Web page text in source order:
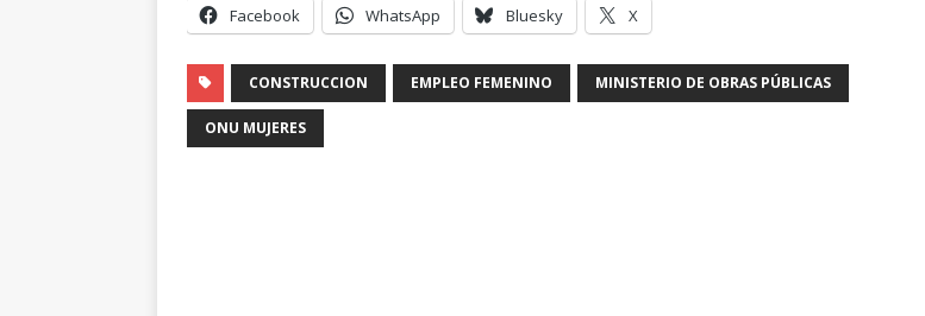
Facebook WhatsApp Bluesky X
CONSTRUCCION EMPLEO FEMENINO MINISTERIO DE OBRAS PÚBLICAS
ONU MUJERES